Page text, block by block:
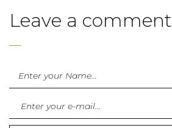
Leave a comment